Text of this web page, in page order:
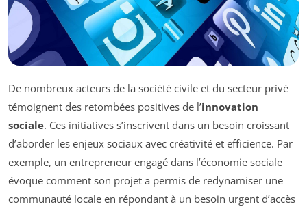
De nombreux acteurs de la société civile et du secteur privé
témoignent des retombées positives de l’innovation
sociale. Ces initiatives s’inscrivent dans un besoin croissant
d’aborder les enjeux sociaux avec créativité et efficience. Par
exemple, un entrepreneur engagé dans l’économie sociale
évoque comment son projet a permis de redynamiser une
communauté locale en répondant à un besoin urgent d’accès